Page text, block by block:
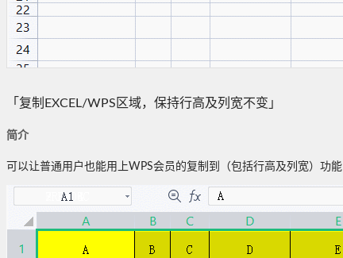
「复制EXCEL/WPS区域，保持行高及列宽不变」
简介
可以让普通用户也能用上WPS会员的复制到（包括行高及列宽）功能